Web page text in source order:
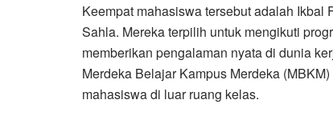
Keempat mahasiswa tersebut adalah
Sahla. Mereka terpilih untuk mengikuti
memberikan pengalaman nyata di dunia
Merdeka Belajar Kampus Merdeka
mahasiswa di luar ruang kelas.